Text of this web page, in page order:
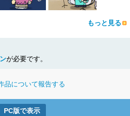
もっと見る
が必要です。
品について報告する
PC版で表示